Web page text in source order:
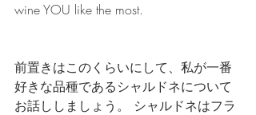
wine YOU like the most.
前置きはこのくらいにして、私が一番
好きな品種であるシャルドネについて
お話ししましょう。 シャルドネはフラ